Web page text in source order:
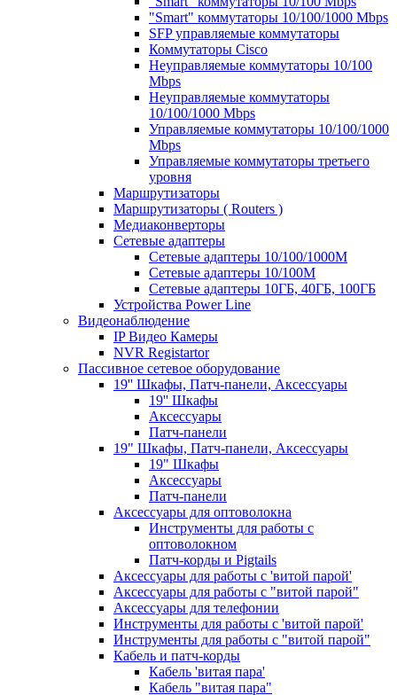
"Smart" коммутаторы 10/100/1000 Mbps
SFP управляемые коммутаторы
Коммутаторы Cisco
Неуправляемые коммутаторы 10/100
Mbps
Неуправляемые коммутаторы
10/100/1000 Mbps
Управляемые коммутаторы 10/100/1000
Mbps
Управляемые коммутаторы третьего
уровня
Маршрутизаторы
Маршрутизаторы ( Routers )
Медиаконверторы
Сетевые адаптеры
Сетевые адаптеры 10/100/1000М
Сетевые адаптеры 10/100M
Сетевые адаптеры 10ГБ, 40ГБ, 100ГБ
Устройства Power Line
Видеонаблюдение
IP Видео Камеры
NVR Registartor
Пассивное сетевое оборудование
19'' Шкафы, Патч-панели, Аксессуары
19'' Шкафы
Аксессуары
Патч-панели
19" Шкафы, Патч-панели, Аксессуары
19" Шкафы
Аксессуары
Патч-панели
Аксессуары для оптоволокна
Инструменты для работы с
оптоволокном
Патч-корды и Pigtails
Аксессуары для работы с 'витой парой'
Аксессуары для работы с "витой парой"
Аксессуары для телефонии
Инструменты для работы с 'витой парой'
Инструменты для работы с "витой парой"
Кабель и патч-корды
Кабель 'витая пара'
Кабель "витая пара"